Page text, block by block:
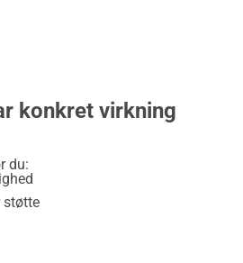
støtte
konkret virkning
du: